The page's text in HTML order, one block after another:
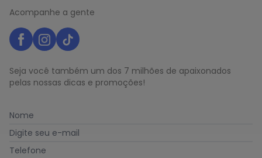
Acompanhe a gente
Seja você também um dos 7 milhões de apaixonados
pelas nossas dicas e promoções!
Nome
Digite seu e-mail
Telefone